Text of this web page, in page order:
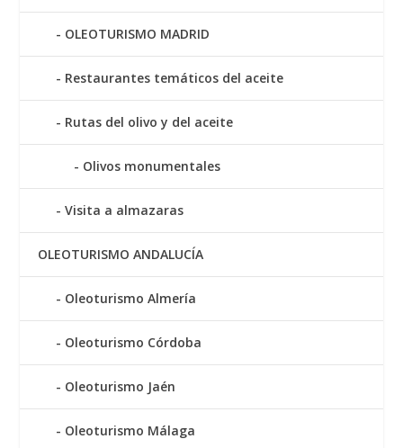
OLEOTURISMO MADRID
Restaurantes temáticos del aceite
Rutas del olivo y del aceite
Olivos monumentales
Visita a almazaras
OLEOTURISMO ANDALUCÍA
Oleoturismo Almería
Oleoturismo Córdoba
Oleoturismo Jaén
Oleoturismo Málaga